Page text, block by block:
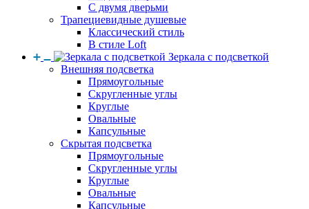
С двумя дверьми
Трапециевидные душевые
Классический стиль
В стиле Loft
Зеркала с подсветкой
Внешняя подсветка
Прямоугольные
Скругленные углы
Круглые
Овальные
Капсульные
Скрытая подсветка
Прямоугольные
Скругленные углы
Круглые
Овальные
Капсульные